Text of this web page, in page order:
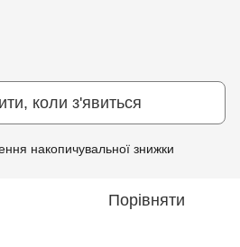
коли з'явиться
накопичувальної знижки
Порівняти